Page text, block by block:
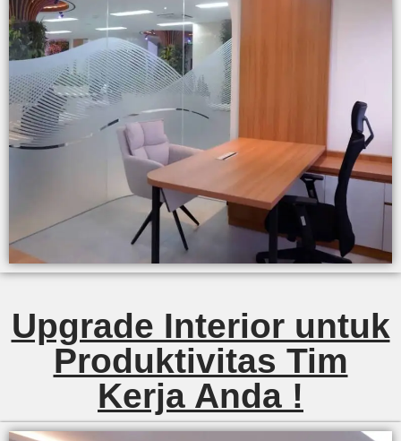
Upgrade Interior untuk
Produktivitas Tim
Kerja Anda !